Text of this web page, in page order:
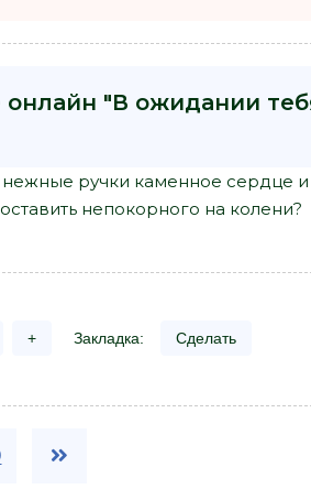
онлайн "В ожидании
нежные ручки каменное сердце и
непокорного на колени?
+ Закладка: Сделать